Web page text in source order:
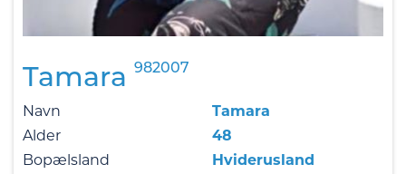
Tamara 982007
Navn
Tamara
Alder
48
Bopælsland
Hviderusland